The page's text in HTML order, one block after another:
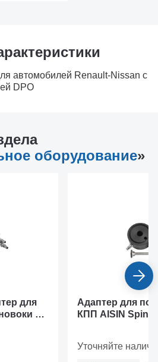
автомобилей Renault-Nissan с
DPO
оборудование»
для
к
Адаптер для
КПП AISIN Spin
Уточняйте